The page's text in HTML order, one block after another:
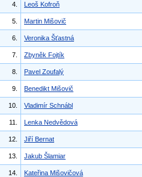
4. Leoš Kofroň
5. Martin Mišovič
6. Veronika Šťastná
7. Zbyněk Fojtík
8. Pavel Zoufalý
9. Benedikt Mišovič
10. Vladimír Schnábl
11. Lenka Nedvědová
12. Jiří Bernat
13. Jakub Šlamiar
14. Kateřina Mišovičová